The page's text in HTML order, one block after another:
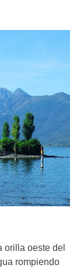
orilla oeste del
rompiendo